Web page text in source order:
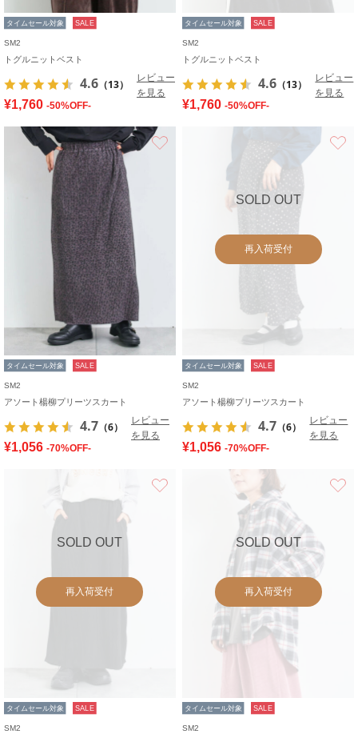
タイムセール対象 SALE
SM2
トグルニットベスト
4.6 （13）
レビュー
を見る
¥1,760 -50%OFF-
タイムセール対象 SALE
SM2
トグルニットベスト
4.6 （13）
レビュー
を見る
¥1,760 -50%OFF-
タイムセール対象 SALE
SM2
アソート楊柳プリーツスカート
4.7 （6）
レビュー
を見る
¥1,056 -70%OFF-
SOLD OUT
再入荷受付
タイムセール対象 SALE
SM2
アソート楊柳プリーツスカート
4.7 （6）
レビュー
を見る
¥1,056 -70%OFF-
SOLD OUT
再入荷受付
タイムセール対象 SALE
SM2
SOLD OUT
再入荷受付
タイムセール対象 SALE
SM2